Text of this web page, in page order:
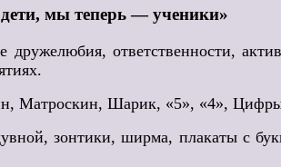
мы теперь — ученики»
ответственности,
Матроскин, Шарик, «5», «4»,
зонтики, ширма, плакаты с